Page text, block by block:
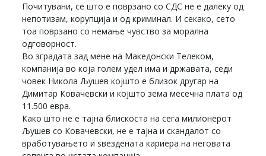
Почитувани, се што е поврзано со СДС не е далеку од
непотизам, корупција и од криминал. И секако, сето
тоа поврзано со немање чувство за морална
одговорност.
Во зградата зад мене на Македонски Телеком,
компанија во која голем удел има и државата, седи
човек Никола Љушев којшто е близок другар на
Димитар Ковачевски и којшто зема месечна плата од
11.500 евра.
Како што не е тајна блискоста на сега милионерот
Љушев со Ковачевски, не е тајна и скандалот со
вработувањето и ѕвездената кариера на неговата